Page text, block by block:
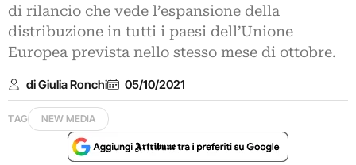
di rilancio che vede l’espansione della
distribuzione in tutti i paesi dell’Unione
Europea prevista nello stesso mese di ottobre.
di Giulia Ronchi 05/10/2021
TAG NEW MEDIA